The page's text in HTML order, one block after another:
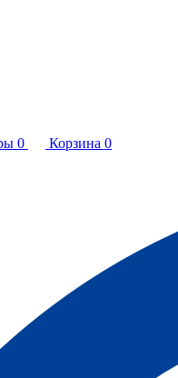
0 Корзина 0